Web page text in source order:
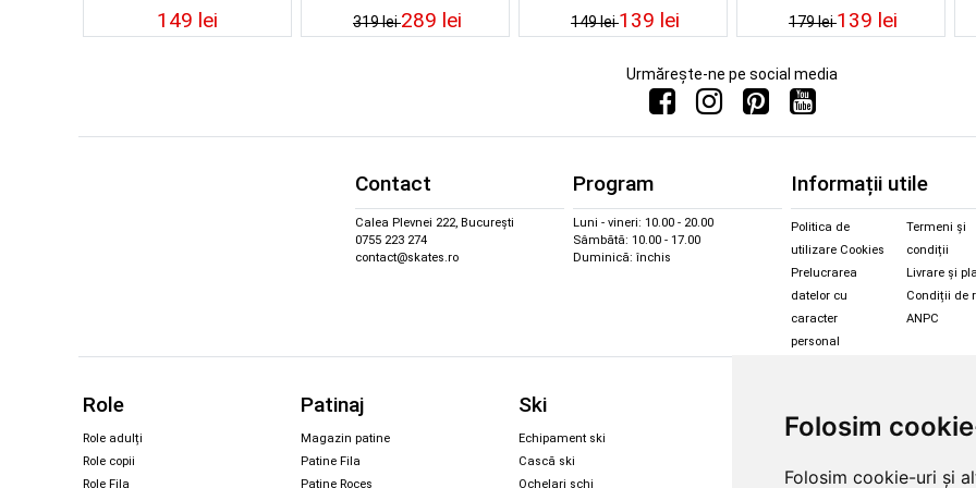
Folosim
Folosim cookie-uri și
149 lei 319 lei289 lei 149 lei139 lei 179 lei139 lei
Urmărește-ne pe social media
Contact
Calea Plevnei 222, București
0755 223 274
contact@skates.ro
Program
Luni - vineri: 10.00 - 20.00
Sâmbătă: 10.00 - 17.00
Duminică: închis
Informații utile
Politica de
utilizare Cookies
Prelucrarea
datelor cu
caracter
personal
Termeni și
condiții
Livrare și
Condiții de
ANPC
Role
Role adulți
Role copii
Role Fila
Patinaj
Magazin patine
Patine Fila
Patine Roces
Ski
Echipament ski
Cască ski
Ochelari schi
Magazin snowboard
Legături Rome SDS